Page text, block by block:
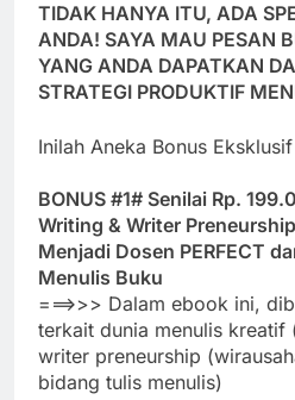
TIDAK HANYA ITU, ADA
ANDA! SAYA MAU PESAN
YANG ANDA DAPATKAN
STRATEGI PRODUKTIF
Inilah Aneka Bonus
BONUS #1# Senilai Rp.
Writing & Writer
Menjadi Dosen PERFECT
Menulis Buku
===>>> Dalam ebook ini,
terkait dunia menulis
writer preneurship
bidang tulis menulis)